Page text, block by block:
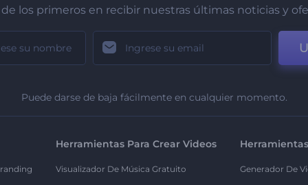
de los primeros en recibir nuestras últimas noticias y
Puede darse de baja fácilmente en cualquier momento.
Herramientas Para Crear Videos
Visualizador De Música Gratuito Generador De